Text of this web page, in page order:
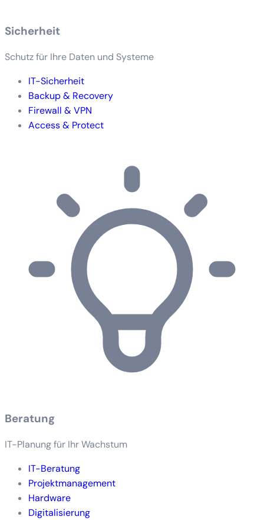
Sicherheit
Schutz für Ihre Daten und Systeme
IT-Sicherheit
Backup & Recovery
Firewall & VPN
Access & Protect
Beratung
IT-Planung für Ihr Wachstum
IT-Beratung
Projektmanagement
Hardware
Digitalisierung